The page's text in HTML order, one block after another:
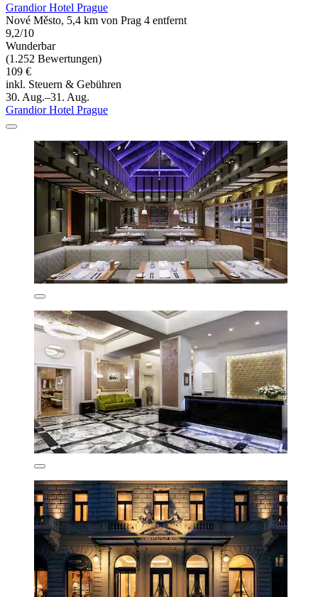
Grandior Hotel Prague
Nové Město, 5,4 km von Prag 4 entfernt
9,2/10
Wunderbar
(1.252 Bewertungen)
109 €
inkl. Steuern & Gebühren
30. Aug.–31. Aug.
Grandior Hotel Prague